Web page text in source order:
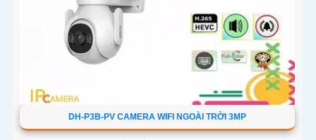
DH-P3B-PV CAMERA WIFI NGOÀI TRỜI 3MP